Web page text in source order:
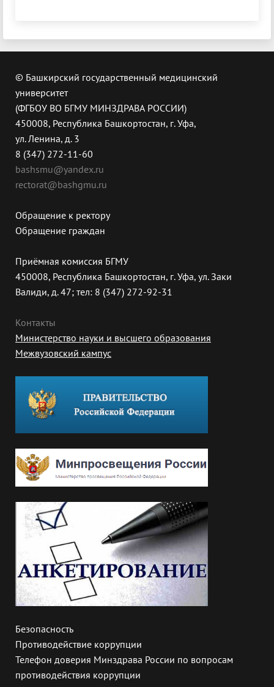
© Башкирский государственный медицинский
университет
(ФГБОУ ВО БГМУ МИНЗДРАВА РОССИИ)
450008, Республика Башкортостан, г. Уфа,
ул. Ленина, д. 3
8 (347) 272-11-60
bashsmu@yandex.ru
rectorat@bashgmu.ru
Обращение к ректору
Обращение граждан
Приёмная комиссия БГМУ
450008, Республика Башкортостан, г. Уфа, ул. Заки
Валиди, д. 47; тел: 8 (347) 272-92-31
Контакты
Министерство науки и высшего образования
Межвузовский кампус
Безопасность
Противодействие коррупции
Телефон доверия Минздрава России по вопросам
противодействия коррупции